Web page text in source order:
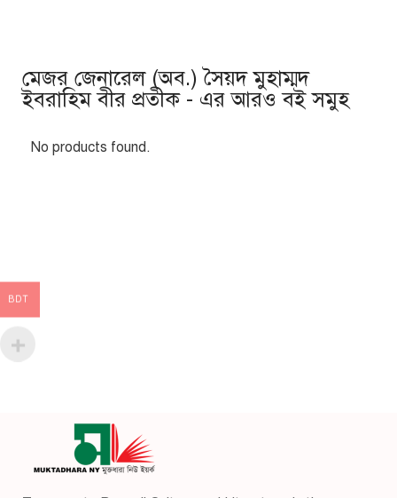
মেজর জেনারেল (অব.) সৈয়দ মুহাম্মদ
ইবরাহিম বীর প্রতীক - এর আরও বই সমুহ
No products found.
BDT